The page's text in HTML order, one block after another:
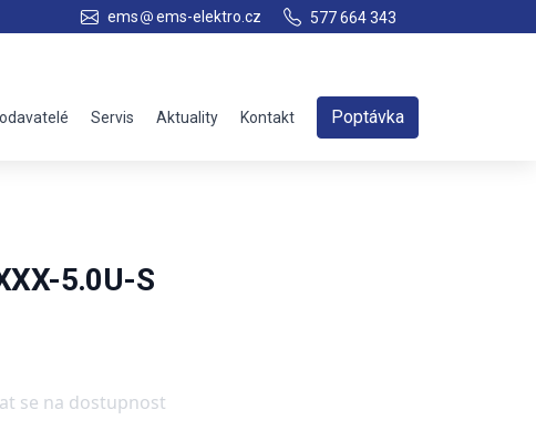
ems ems-elektro.cz 577 664 343
Servis Aktuality Kontakt Poptávka
5.0U-S
se na dostupnost